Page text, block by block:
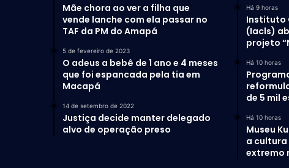
Mãe chora ao ver a filha que
vende lanche com ela passar no
TAF da PM do Amapá
5 de fevereiro de 2023
O adeus a bebê de 1 ano e 4 meses
que foi espancada pela tia em
Macapá
14 de setembro de 2022
Justiça decide manter delegado
alvo de operação preso
Há 9 horas
Instituto
(Iacls)
projeto
Há 10 horas
de 5 mil
Há 10 horas
Museu
a cultura
extremo